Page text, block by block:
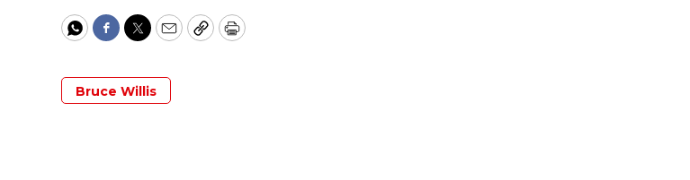
WhatsApp
Facebook
Twitter
EmailCopyPrint
Bruce Willis